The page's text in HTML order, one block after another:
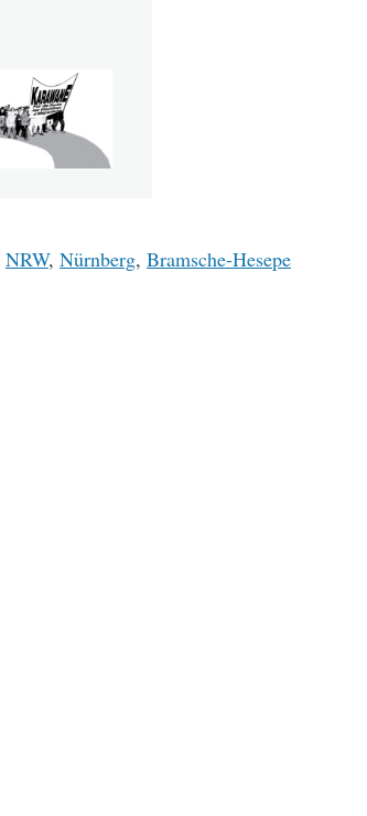
NRW, Nürnberg, Bramsche-Hesepe